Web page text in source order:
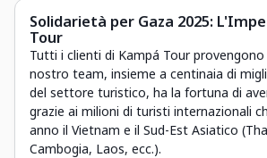
Solidarietà per Gaza 2025:
Tour
Tutti i clienti di Kampá Tour
nostro team, insieme a centinaia di
del settore turistico, ha la fortuna di
grazie ai milioni di turisti internazionali
anno il Vietnam e il Sud-Est Asiatico
Cambogia, Laos, ecc.).